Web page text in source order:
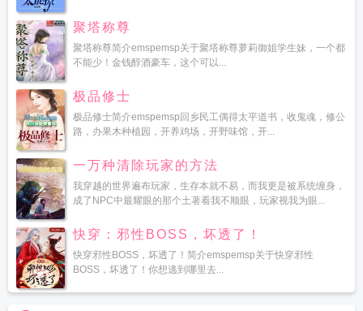
聚塔称尊
聚塔称尊简介emspemsp关于聚塔称尊萝莉御姐学生妹，一个都
不能少！金钱醇酒豪车，这个可以...
极品修士
极品修士简介emspemsp回乡民工偶得太平道书，收鬼魂，修公
路，办果木种植园，开养鸡场，开野味馆，开...
一万种清除玩家的方法
我穿越的世界遍布玩家，生存本就不易，而我更是被系统缠身，
成了NPC中最耀眼的那个土著看我不顺眼，玩家视我为眼...
快穿：邪性BOSS，坏透了！
快穿邪性BOSS，坏透了！简介emspemsp关于快穿邪性
BOSS，坏透了！你想逃到哪里去...